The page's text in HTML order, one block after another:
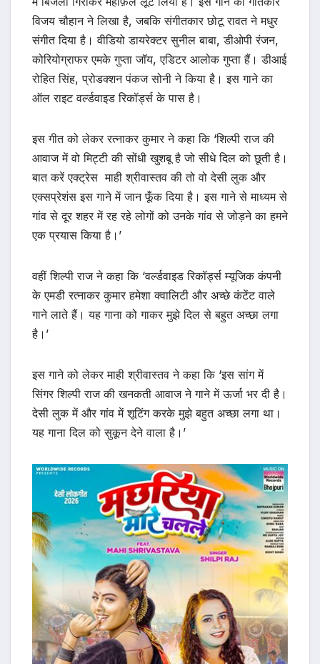
विजय चौहान ने लिखा है, जबकि संगीतकार छोटू रावत ने मधुर
संगीत दिया है। वीडियो डायरेक्टर सुनील बाबा, डीओपी रंजन,
कोरियोग्राफर एमके गुप्ता जॉय, एडिटर आलोक गुप्ता हैं। डीआई
रोहित सिंह, प्रोडक्शन पंकज सोनी ने किया है। इस गाने का
ऑल राइट वर्ल्डवाइड रिकॉर्ड्स के पास है।
इस गीत को लेकर रत्नाकर कुमार ने कहा कि ‘शिल्पी राज की
आवाज में वो मिट्टी की सोंधी खुशबू है जो सीधे दिल को छूती है।
बात करें एक्ट्रेस माही श्रीवास्तव की तो वो देसी लुक और
एक्सप्रेशंस इस गाने में जान फूँक दिया है। इस गाने से माध्यम से
गांव से दूर शहर में रह रहे लोगों को उनके गांव से जोड़ने का हमने
एक प्रयास किया है।’
वहीं शिल्पी राज ने कहा कि ‘वर्ल्डवाइड रिकॉर्ड्स म्यूजिक कंपनी
के एमडी रत्नाकर कुमार हमेशा क्वालिटी और अच्छे कंटेंट वाले
गाने लाते हैं। यह गाना को गाकर मुझे दिल से बहुत अच्छा लगा
है।’
इस गाने को लेकर माही श्रीवास्तव ने कहा कि ‘इस सांग में
सिंगर शिल्पी राज की खनकती आवाज ने गाने में ऊर्जा भर दी है।
देसी लुक में और गांव में शूटिंग करके मुझे बहुत अच्छा लगा था।
यह गाना दिल को सुकून देने वाला है।’